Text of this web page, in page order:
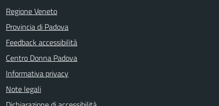
Regione Veneto
Provincia di Padova
Feedback accessibilità
Centro Donna Padova
Informativa privacy
Note legali